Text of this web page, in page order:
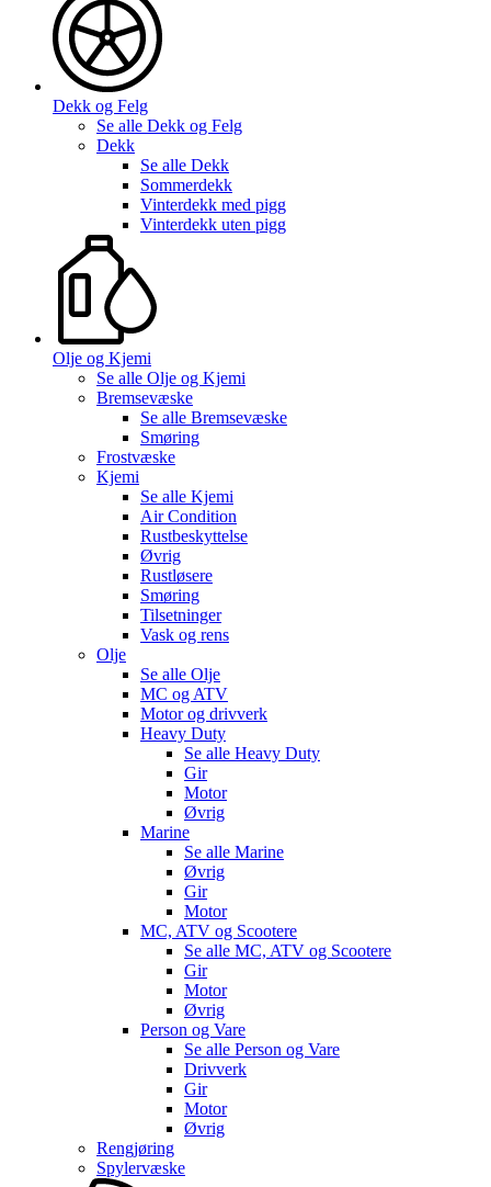
Dekk og Felg
Se alle Dekk og Felg
Dekk
Se alle Dekk
Sommerdekk
Vinterdekk med pigg
Vinterdekk uten pigg
Olje og Kjemi
Se alle Olje og Kjemi
Bremsevæske
Se alle Bremsevæske
Smøring
Frostvæske
Kjemi
Se alle Kjemi
Air Condition
Rustbeskyttelse
Øvrig
Rustløsere
Smøring
Tilsetninger
Vask og rens
Olje
Se alle Olje
MC og ATV
Motor og drivverk
Heavy Duty
Se alle Heavy Duty
Gir
Motor
Øvrig
Marine
Se alle Marine
Øvrig
Gir
Motor
MC, ATV og Scootere
Se alle MC, ATV og Scootere
Gir
Motor
Øvrig
Person og Vare
Se alle Person og Vare
Drivverk
Gir
Motor
Øvrig
Rengjøring
Spylervæske